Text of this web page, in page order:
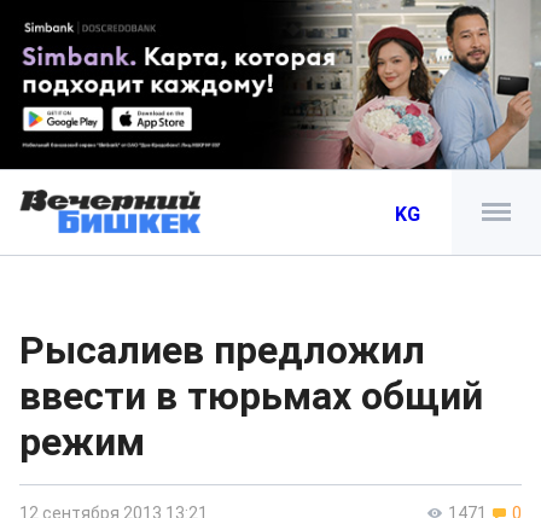
KG
Рысалиев предложил
ввести в тюрьмах общий
режим
1471 0
12 сентября 2013 13:21